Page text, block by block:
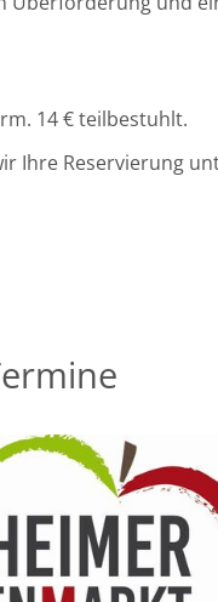
14 € teilbestuhlt.
Ihre Reservierung